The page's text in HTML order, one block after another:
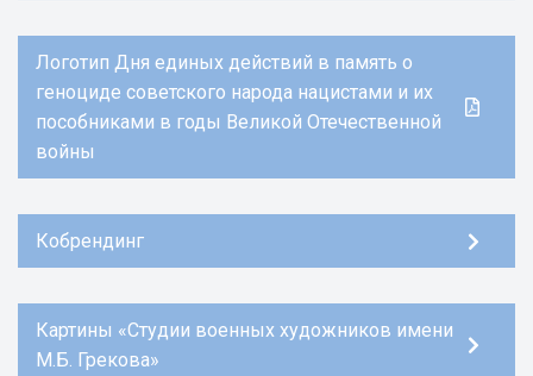
Логотип Дня единых действий в память о
геноциде советского народа нацистами и их
пособниками в годы Великой Отечественной
войны
Кобрендинг
Картины «Студии военных художников имени
М.Б. Грекова»